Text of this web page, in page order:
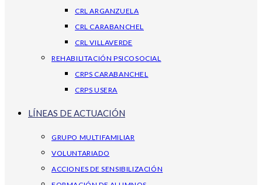
CRL ARGANZUELA
CRL CARABANCHEL
CRL VILLAVERDE
REHABILITACIÓN PSICOSOCIAL
CRPS CARABANCHEL
CRPS USERA
LÍNEAS DE ACTUACIÓN
GRUPO MULTIFAMILIAR
VOLUNTARIADO
ACCIONES DE SENSIBILIZACIÓN